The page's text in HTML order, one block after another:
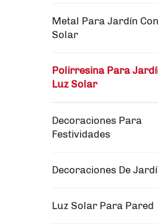
Metal Para Jardín
Solar
Polirresina Para
Luz Solar
Decoraciones Para
Festividades
Decoraciones De
Luz Solar Para Pared